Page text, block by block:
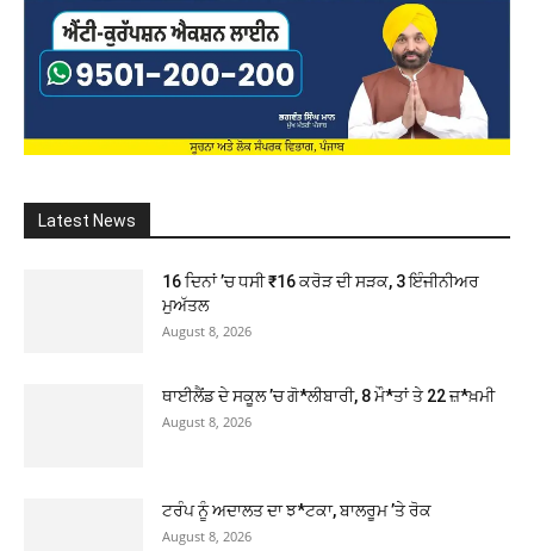
Latest News
16 ਦਿਨਾਂ ’ਚ ਧਸੀ ₹16 ਕਰੋੜ ਦੀ ਸੜਕ, 3 ਇੰਜੀਨੀਅਰ
ਮੁਅੱਤਲ
August 8, 2026
ਥਾਈਲੈਂਡ ਦੇ ਸਕੂਲ ’ਚ ਗੋ*ਲੀਬਾਰੀ, 8 ਮੌ*ਤਾਂ ਤੇ 22 ਜ਼*ਖ਼ਮੀ
August 8, 2026
ਟਰੰਪ ਨੂੰ ਅਦਾਲਤ ਦਾ ਝ*ਟਕਾ, ਬਾਲਰੂਮ ’ਤੇ ਰੋਕ
August 8, 2026